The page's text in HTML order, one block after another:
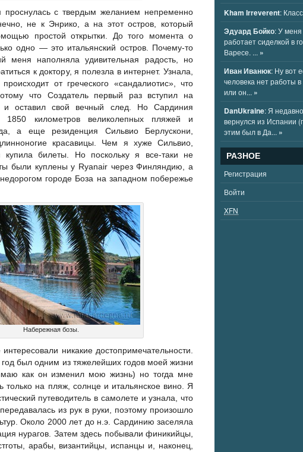
с твердым желанием непременно
не к Энрико, а на этот остров, который
простой открытки. До того момента о
одно — это итальянский остров. Почему-то
меня наполняла удивительная радость, но
к доктору, я полезла в интернет. Узнала,
от греческого «сандалиотис», что
что Создатель первый раз вступил на
оставил свой вечный след. Но Сардиния
1850 километров великолепных пляжей и
а еще резиденция Сильвио Берлускони,
красавицы. Чем я хуже Сильвио,
билеты. Но поскольку я все-таки не
были куплены у Ryanair через Финляндию, а
городе Боза на западном побережье
Набережная бозы.
никакие достопримечательности.
был одним из тяжелейших годов моей жизни
как он изменил мою жизнь) но тогда мне
только на пляж, солнце и итальянское вино. Я
путеводитель в самолете и узнала, что
из рук в руки, поэтому произошло
Около 2000 лет до н.э. Сардинию заселяла
нурагов. Затем здесь побывали финикийцы,
арабы, византийцы, испанцы и, наконец,
Kham Irreverent:
Эдуард Бойко: У меня
работает сиделкой в
Варесе. ... »
Иван Иванюк: Ну вот
человека нет работы в
или он... »
DanUkraine: Я недавно
вернулся из Испании
этим был в Да... »
РАЗНОЕ
Регистрация
Войти
XFN